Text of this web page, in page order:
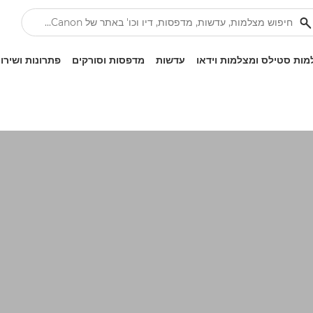
סטילס ומצלמות וידאו עדשות מדפסות וסורקים פתרונות